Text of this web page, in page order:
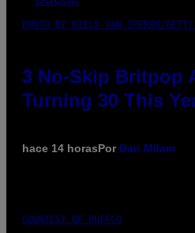
PHOTO BY NIELS VAN IPEREN/
3 No-Skip Britpop
Turning 30 This
hace 14 horasPor Dan Milam
COURTESY OF PUFFCO